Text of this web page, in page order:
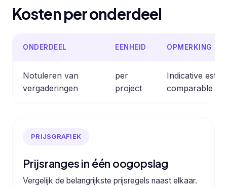
Kosten per onderdeel
ONDERDEEL EENHEID OPMERKING
Notuleren van
vergaderingen
per
project
Indicative
comparable
PRIJSGRAFIEK
Prijsranges in één oogopslag
Vergelijk de belangrijkste prijsregels naast elkaar.